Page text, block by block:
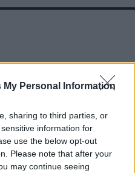
My Personal Information
sharing to third parties, or
information for
use the below opt-out
Please note that after your
may continue seeing